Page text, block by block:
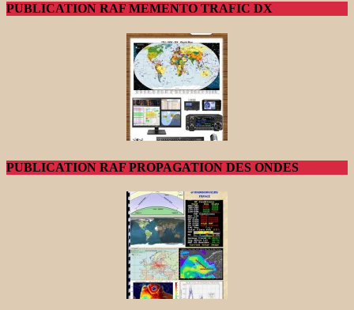
PUBLICATION RAF MEMENTO TRAFIC DX
PUBLICATION RAF PROPAGATION DES ONDES